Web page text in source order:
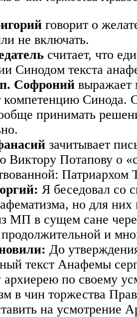
говорит о
не включать.
считает, что
Синодом текста
Софроний выражает
Синода.
принимать
зачитывает
Виктору Потапову о
Я беседовал со
но для
МП в сущем сане
и
До
текст Анафемы
по своему
в чин торжества
на усмотрение